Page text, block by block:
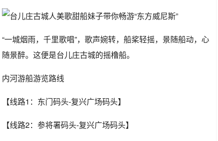
“一城烟雨，千里歌唱”，歌声婉转，船桨轻摇，景随船动，心
随景醉。这便是台儿庄古城的摇橹船。
内河游船游览路线
【线路1：东门码头-复兴广场码头】
【线路2：参将署码头-复兴广场码头】